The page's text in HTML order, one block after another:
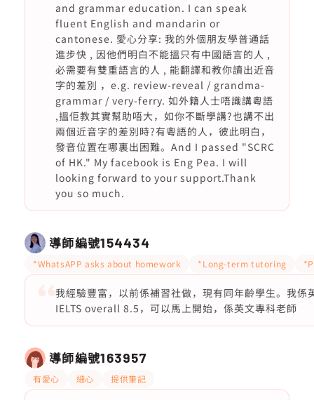
and grammar education. I can speak
fluent English and mandarin or
cantonese. 愛心分享: 我的外個朋友學普通話
進步快 , 因他們明白不能搵只有中國語言的人 ,
必需要有雙重語言的人 , 能翻譯和教你讀出近音
字的差別 ，e.g. review-reveal / grandma-
grammar / very-ferry. 如外籍人士唔識講粵語
,搵佢教其實幫助唔大，如你不斷學講?也講不出
兩個近音字的差別時?有粵語的人，彼此明白，
發音位置在哪裏出困難。And I passed "SCRC
of HK." My facebook is Eng Pea. I will
looking forward to your support.Thank
you so much.
導師編號154434
*WhatsAPP asks about homework *Long-term tutoring
我經驗豐富，以前係補習社做，現有同年齡學生。我
IELTS overall 8.5，可以馬上開始，係英文專科老師
導師編號163957
有愛心 細心 提供筆記